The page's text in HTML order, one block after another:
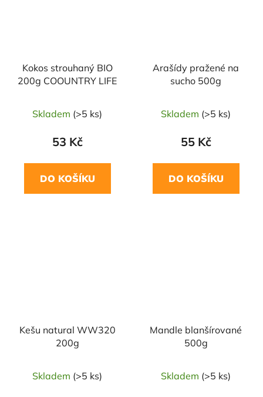
Kokos strouhaný BIO
200g COOUNTRY LIFE
Skladem (>5 ks)
53 Kč
DO KOŠÍKU
Arašídy pražené na
sucho 500g
Skladem (>5 ks)
55 Kč
DO KOŠÍKU
Kešu natural WW320
200g
Skladem (>5 ks)
Mandle blanšírované
500g
Skladem (>5 ks)